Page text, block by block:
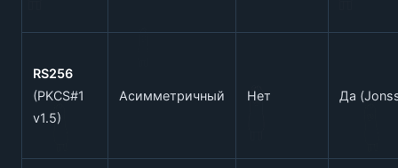
RS256
(PKCS#1
v1.5)
Асимметричный Нет Да